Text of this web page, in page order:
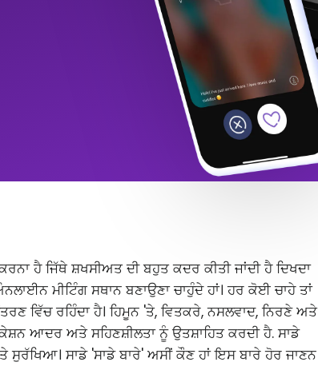
ਹੈ ਜਿੱਥੇ ਸ਼ਖਸੀਅਤ ਦੀ ਬਹੁਤ ਕਦਰ ਕੀਤੀ ਜਾਂਦੀ ਹੈ ਦਿਖਦਾ
ਮੀਟਿੰਗ ਸਥਾਨ ਬਣਾਉਣਾ ਚਾਹੁੰਦੇ ਹਾਂ। ਹਰ ਕੋਈ ਚਾਹੇ ਤਾਂ
ਵਿੱਚ ਰਹਿੰਦਾ ਹੈ। ਹਿਮੂਨ 'ਤੇ, ਵਿਤਕਰੇ, ਨਸਲਵਾਦ, ਨਿਰਣੇ ਅਤੇ
ਆਦਰ ਅਤੇ ਸਹਿਣਸ਼ੀਲਤਾ ਨੂੰ ਉਤਸ਼ਾਹਿਤ ਕਰਦੀ ਹੈ. ਸਾਡੇ
ਸੁਰੱਖਿਆ। ਸਾਡੇ 'ਸਾਡੇ ਬਾਰੇ' ਅਸੀਂ ਕੌਣ ਹਾਂ ਇਸ ਬਾਰੇ ਹੋਰ ਜਾਣਨ